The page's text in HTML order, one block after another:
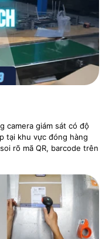
camera giám sát có độ
tại khu vực đóng hàng
rõ mã QR, barcode trên